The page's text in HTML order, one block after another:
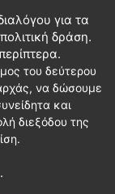
για τα
δράση.
του δεύτερου
να δώσουμε
και
διεξόδου της